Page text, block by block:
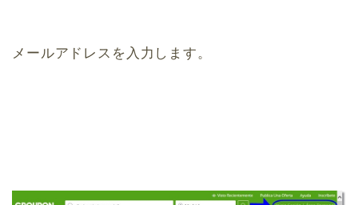
メールアドレスを入力します。